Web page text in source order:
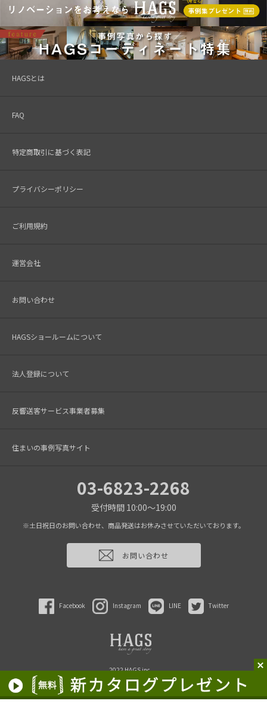
HAGSとは
FAQ
特定商取引に基づく表記
プライバシーポリシー
ご利用規約
運営会社
お問い合わせ
HAGSショールームについて
法人登録について
反響送客サービス事業者募集
住まいの事例写真サイト
03-6823-2268
受付時間 10:00～19:00
※土日祝日のお問い合わせ、商品発送はお休みさせていただいております。
お問い合わせ
Facebook Instagram LINE Twitter
2022 HAGS inc.